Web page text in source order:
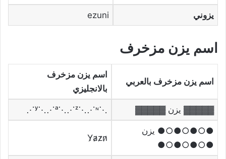
يزوني ezuni
اسم يزن مزخرف
اسم يزن مزخرف بالعربي
اسم يزن مزخرف
بالانجليزي
▓▓▓▓▓ يزن ▓▓▓▓▓ ⋰ʸ⋱⋰ᵃ⋱⋰ᶻ⋱⋰ᶰ⋱
●○●○●○● يزن
●○●○●○●
Y̷a̷z̷n̷